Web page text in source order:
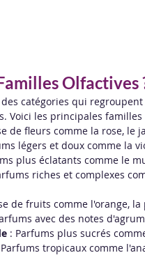
Olfactives
catégories qui
Voici les principales
de fleurs comme la rose, le
légers et doux comme la
plus éclatants comme le
riches et complexes
de fruits comme l'orange, la
avec des notes
: Parfums plus sucrés
tropicaux comme